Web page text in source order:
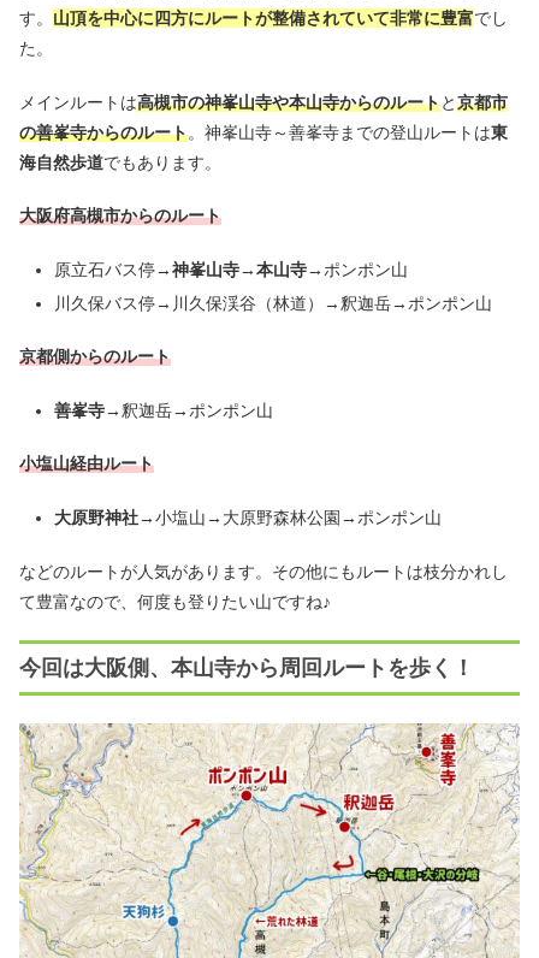
す。 山頂を中心に四方にルートが整備されていて非常に豊富でし
た。
メインルートは高槻市の神峯山寺や本山寺からのルートと京都市
の善峯寺からのルート。神峯山寺～善峯寺までの登山ルートは東
海自然歩道でもあります。
大阪府高槻市からのルート
原立石バス停→神峯山寺→本山寺→ポンポン山
川久保バス停→川久保渓谷（林道）→釈迦岳→ポンポン山
京都側からのルート
善峯寺→ 釈迦岳→ポンポン山
小塩山経由ルート
大原野神社→小塩山→大原野森林公園→ポンポン山
などのルートが人気があります。その他にもルートは枝分かれし
て豊富なので、何度も登りたい山ですね♪
今回は大阪側、本山寺から周回ルートを歩く！